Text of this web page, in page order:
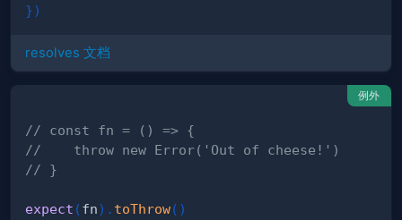
})
resolves 文档
例外
// const fn = () => {
//    throw new Error('Out of cheese!')
// }
expect (fn) . toThrow( )